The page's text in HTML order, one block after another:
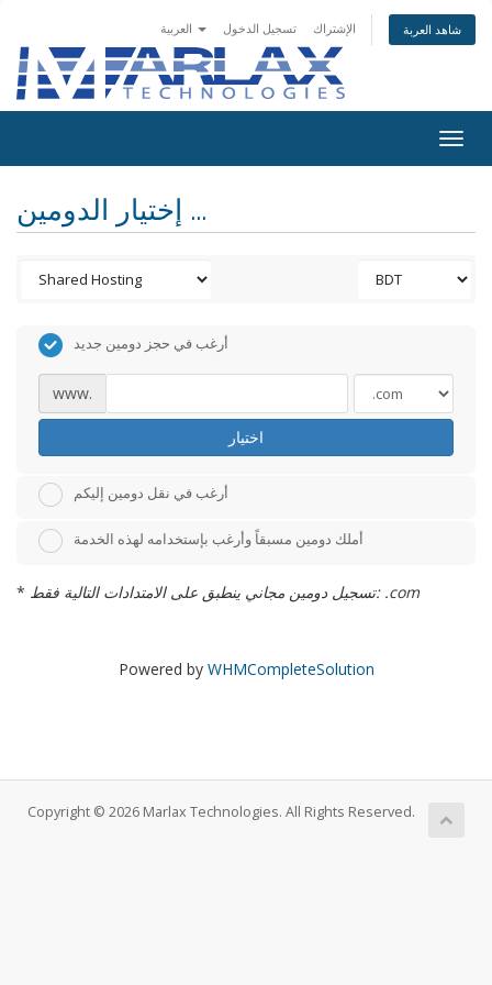
تسجيل الدخول الإشتراك شاهد العربة
إختيار الدومين ...
أرغب في حجز دومين جديد
www.
اختيار
أرغب في نقل دومين إليكم
أملك دومين مسبقاً وأرغب بإستخدامه لهذه الخدمة
* تسجيل دومين مجاني ينطبق على الامتدادات التالية فقط: .com
Powered by WHMCompleteSolution
Copyright © 2026 Marlax Technologies. All Rights Reserved.